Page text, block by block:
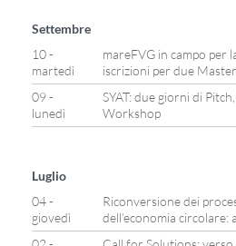
Settembre
10 -
martedì
mareFVG in campo per
iscrizioni per due
09 -
lunedì
SYAT: due giorni di
Workshop
Luglio
04 -
giovedì
Riconversione dei
dell’economia circolare: